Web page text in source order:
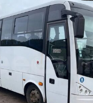
šildytuvas, oro